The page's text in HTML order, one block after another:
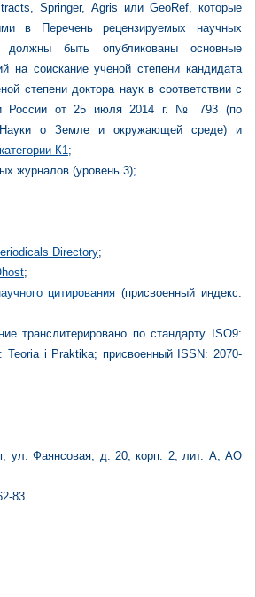
Springer, Agris или GeoRef, которые
в Перечень рецензируемых научных
быть опубликованы основные
на соискание ученой степени кандидата
степени доктора наук в соответствии с
России от 25 июля 2014 г. № 793 (по
Науки о Земле и окружающей среде) и
категории К1;
журналов (уровень 3);
Directory;
;
цитирования (присвоенный индекс:
транслитерировано по стандарту ISO9:
Teoria i Praktika; присвоенный ISSN: 2070-
ул. Фаянсовая, д. 20, корп. 2, лит. А, АО
83